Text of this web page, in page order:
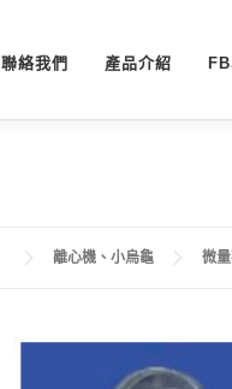
聯絡我們 產品介紹
離心機、小烏龜 微